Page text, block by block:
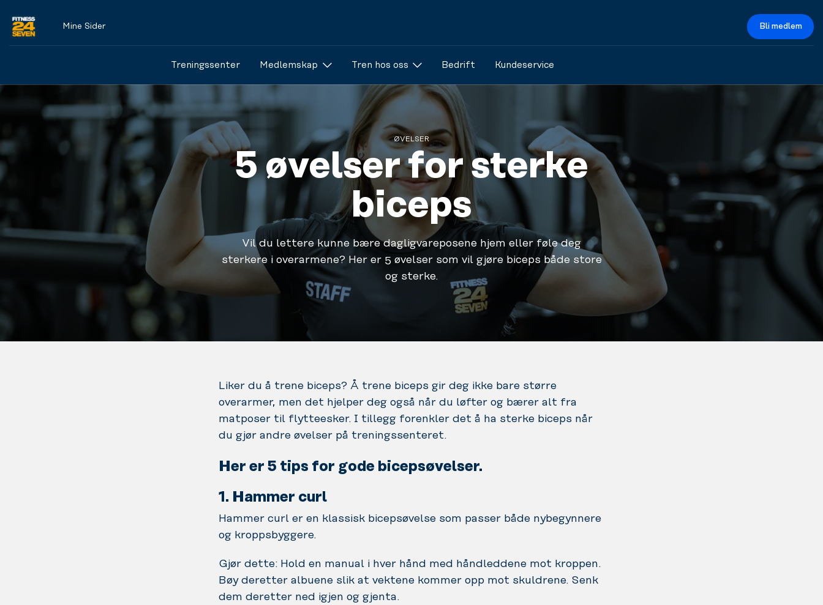
Logo
Bli medlem
Mine Sider
Treningssenter Medlemskap Tren hos oss Bedrift Kundeservice
ØVELSER
5 øvelser for sterke
biceps
Vil du lettere kunne bære dagligvareposene hjem eller føle deg
sterkere i overarmene? Her er 5 øvelser som vil gjøre biceps både store
og sterke.
Liker du å trene biceps? Å trene biceps gir deg ikke bare større
overarmer, men det hjelper deg også når du løfter og bærer alt fra
matposer til flytteesker. I tillegg forenkler det å ha sterke biceps når
du gjør andre øvelser på treningssenteret.
Her er 5 tips for gode bicepsøvelser.
1. Hammer curl
Hammer curl er en klassisk bicepsøvelse som passer både nybegynnere
og kroppsbyggere.
Gjør dette: Hold en manual i hver hånd med håndleddene mot kroppen.
Bøy deretter albuene slik at vektene kommer opp mot skuldrene. Senk
dem deretter ned igjen og gjenta.